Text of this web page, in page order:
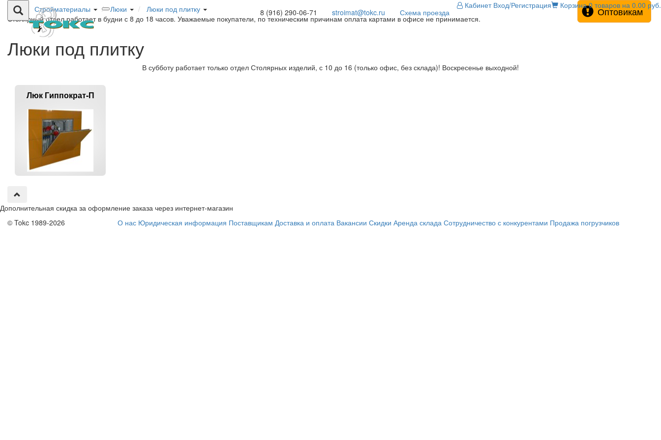
8 (916) 290-06-71 stroimat@tokc.ru Схема проезда
Кабинет Вход/Регистрация Корзина 0 товаров на 0.00 руб.
Стройматериалы Люки
Люки под плитку
Столярный отдел работает в будни с 8 до 18 часов. Уважаемые покупатели, по техническим причинам оплата картами в офисе не принимается.
Оптовикам
Люки под плитку
В субботу работает только отдел Столярных изделий, с 10 до 16 (только офис, без склада)! Воскресенье выходной!
Люк Гиппократ-П
Дополнительная скидка за оформление заказа через интернет-магазин
© Tokc 1989-2026
О нас Юридическая информация Поставщикам Доставка и оплата Вакансии Скидки Аренда склада Сотрудничество с конкурентами Продажа погрузчиков